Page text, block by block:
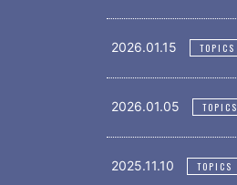
2026.01.15 TOPICS
2026.01.05 TOPICS
2025.11.10 TOPICS